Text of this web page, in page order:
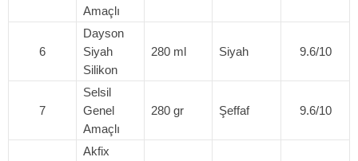
Amaçlı
6
Dayson
Siyah
Silikon
280 ml Siyah 9.6/10
7
Selsil
Genel
Amaçlı
280 gr Şeffaf 9.6/10
Akfix